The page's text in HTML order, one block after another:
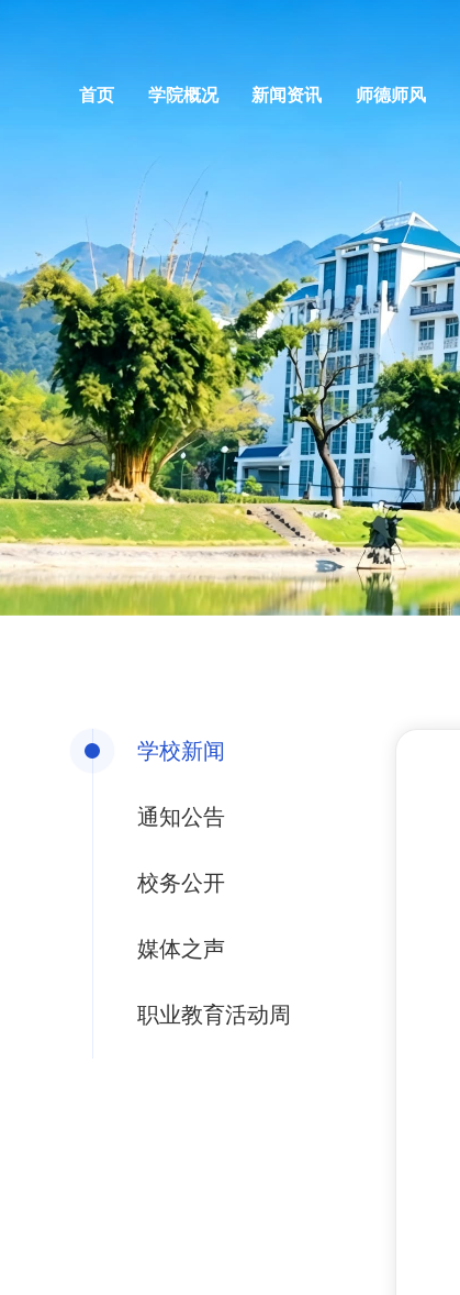
首页 学院概况 新闻资讯 师德师风
学校新闻
通知公告
校务公开
媒体之声
职业教育活动周